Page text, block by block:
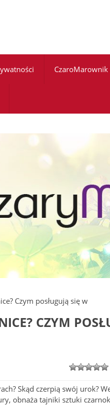
Czym posługują się w
CZYM
Skąd czerpią swój urok?
obnaża tajniki sztuki